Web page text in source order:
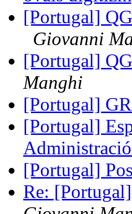
[Portugal]
Giovanni
[Portugal]
Manghi
[Portugal]
[Portugal]
[Portugal]
Re: